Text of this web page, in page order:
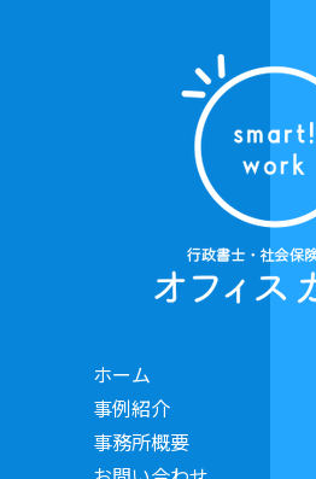
ホーム
事例紹介
事務所概要